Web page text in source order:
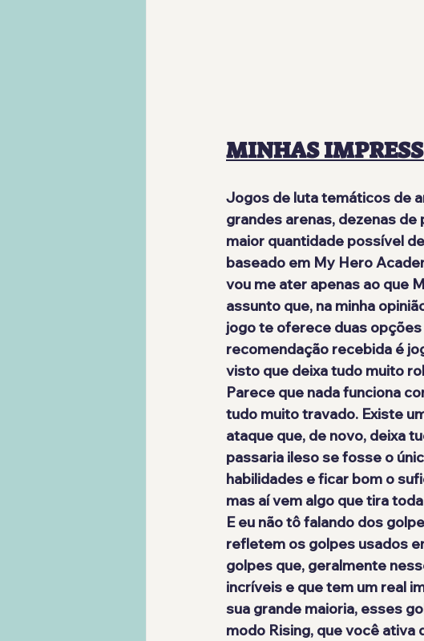
MINHAS
Jogos de luta temáticos de
grandes arenas, dezenas
maior quantidade possível
baseado em My Hero
vou me ater apenas ao que
assunto que, na minha
jogo te oferece duas
recomendação recebida é
visto que deixa tudo muito
Parece que nada funciona
tudo muito travado. Existe
ataque que, de novo, deixa
passaria ileso se fosse o
habilidades e ficar bom o
mas aí vem algo que tira
E eu não tô falando dos
refletem os golpes usados
golpes que, geralmente
incríveis e que tem um real
sua grande maioria, esses
modo Rising, que você ativa